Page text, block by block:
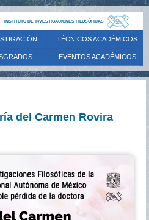
INSTITUTO DE INVESTIGACIONES FILOSÓFICAS
TÉCNICOS ACADÉMICOS
EVENTOS ACADÉMICOS
del Carmen Rovira